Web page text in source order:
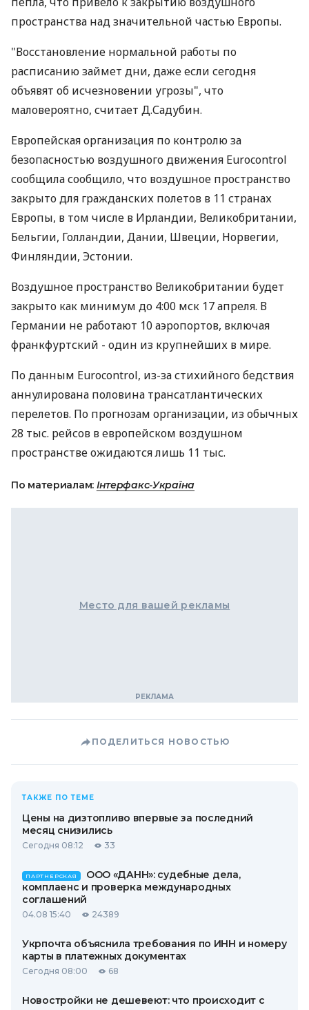
пространства над значительной частью Европы.
"Восстановление нормальной работы по
расписанию займет дни, даже если сегодня
объявят об исчезновении угрозы", что
маловероятно, считает Д.Садубин.
Европейская организация по контролю за
безопасностью воздушного движения Eurocontrol
сообщила сообщило, что воздушное пространство
закрыто для гражданских полетов в 11 странах
Европы, в том числе в Ирландии, Великобритании,
Бельгии, Голландии, Дании, Швеции, Норвегии,
Финляндии, Эстонии.
Воздушное пространство Великобритании будет
закрыто как минимум до 4:00 мск 17 апреля. В
Германии не работают 10 аэропортов, включая
франкфуртский - один из крупнейших в мире.
По данным Eurocontrol, из-за стихийного бедствия
аннулирована половина трансатлантических
перелетов. По прогнозам организации, из обычных
28 тыс. рейсов в европейском воздушном
пространстве ожидаются лишь 11 тыс.
По материалам: Інтерфакс-Україна
Место для вашей рекламы
ПОДЕЛИТЬСЯ НОВОСТЬЮ
ТАКЖЕ ПО ТЕМЕ
Цены на дизтопливо впервые за последний
месяц снизились
Сегодня 08:12 33
ПАРТНЕРСКАЯ
ООО «ДАНН»: судебные дела,
комплаенс и проверка международных
соглашений
04.08 15:40 24389
Укрпочта объяснила требования по ИНН и номеру
карты в платежных документах
Сегодня 08:00 68
Новостройки не дешевеют: что происходит с